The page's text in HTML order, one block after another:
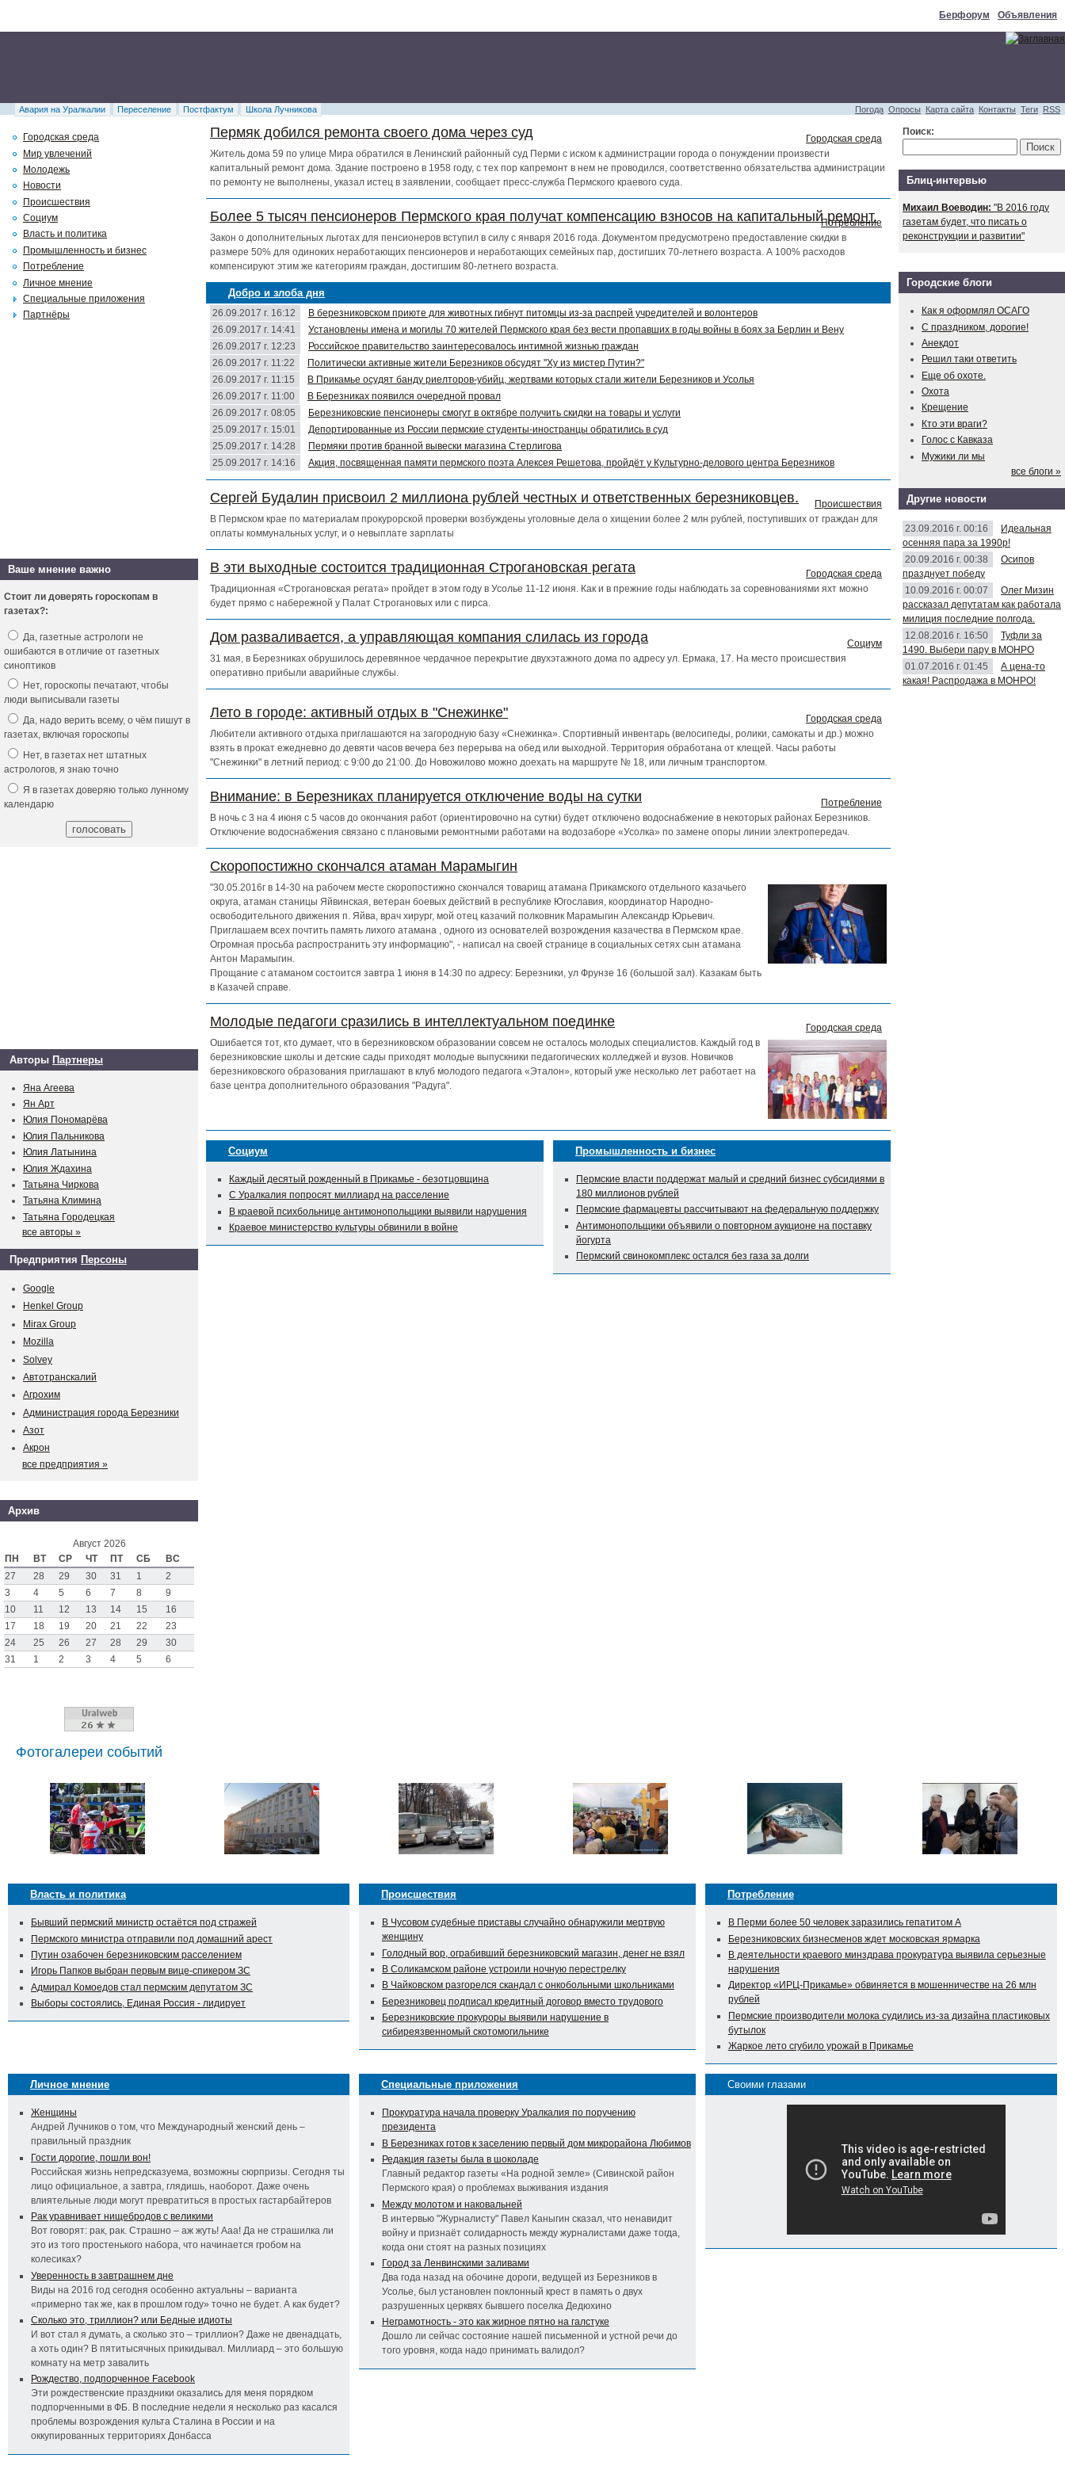
Берфорум Объявления
Погода Опросы Карта сайта Контакты Теги RSS
Авария на Уралкалии Переселение Постфактум Школа Лучникова
Пермяк добился ремонта своего дома через суд
Городская среда
Житель дома 59 по улице Мира обратился в Ленинский районный суд Перми с иском к администрации города о понуждении произвести
капитальный ремонт дома. Здание построено в 1958 году, с тех пор капремонт в нем не проводился, соответственно обязательства администрации
по ремонту не выполнены, указал истец в заявлении, сообщает пресс-служба Пермского краевого суда.
Более 5 тысяч пенсионеров Пермского края получат компенсацию взносов на капитальный ремонт.
Потребление
Закон о дополнительных льготах для пенсионеров вступил в силу с января 2016 года. Документом предусмотрено предоставление скидки в
размере 50% для одиноких неработающих пенсионеров и неработающих семейных пар, достигших 70-летнего возраста. А 100% расходов
компенсируют этим же категориям граждан, достигшим 80-летнего возраста.
Добро и злоба дня
26.09.2017 г. 16:12
В березниковском приюте для животных гибнут питомцы из-за распрей учредителей и волонтеров
26.09.2017 г. 14:41
Установлены имена и могилы 70 жителей Пермского края без вести пропавших в годы войны в боях за Берлин и Вену
26.09.2017 г. 12:23
Российское правительство заинтересовалось интимной жизнью граждан
26.09.2017 г. 11:22
Политически активные жители Березников обсудят "Ху из мистер Путин?"
26.09.2017 г. 11:15
В Прикамье осудят банду риелторов-убийц, жертвами которых стали жители Березников и Усолья
26.09.2017 г. 11:00
В Березниках появился очередной провал
26.09.2017 г. 08:05
Березниковские пенсионеры смогут в октябре получить скидки на товары и услуги
25.09.2017 г. 15:01
Депортированные из России пермские студенты-иностранцы обратились в суд
25.09.2017 г. 14:28
Пермяки против бранной вывески магазина Стерлигова
25.09.2017 г. 14:16
Акция, посвященная памяти пермского поэта Алексея Решетова, пройдёт у Культурно-делового центра Березников
Сергей Будалин присвоил 2 миллиона рублей честных и ответственных березниковцев.
Происшествия
В Пермском крае по материалам прокурорской проверки возбуждены уголовные дела о хищении более 2 млн рублей, поступивших от граждан для
оплаты коммунальных услуг, и о невыплате зарплаты
В эти выходные состоится традиционная Строгановская регата
Городская среда
Традиционная «Строгановская регата» пройдет в этом году в Усолье 11-12 июня. Как и в прежние годы наблюдать за соревнованиями яхт можно
будет прямо с набережной у Палат Строгановых или с пирса.
Дом разваливается, а управляющая компания слилась из города
Социум
31 мая, в Березниках обрушилось деревянное чердачное перекрытие двухэтажного дома по адресу ул. Ермака, 17. На место происшествия
оперативно прибыли аварийные службы.
Лето в городе: активный отдых в "Снежинке"
Городская среда
Любители активного отдыха приглашаются на загородную базу «Снежинка». Спортивный инвентарь (велосипеды, ролики, самокаты и др.) можно
взять в прокат ежедневно до девяти часов вечера без перерыва на обед или выходной. Территория обработана от клещей. Часы работы
"Снежинки" в летний период: с 9:00 до 21:00. До Новожилово можно доехать на маршруте № 18, или личным транспортом.
Внимание: в Березниках планируется отключение воды на сутки
Потребление
В ночь с 3 на 4 июня с 5 часов до окончания работ (ориентировочно на сутки) будет отключено водоснабжение в некоторых районах Березников.
Отключение водоснабжения связано с плановыми ремонтными работами на водозаборе «Усолка» по замене опоры линии электропередач.
Скоропостижно скончался атаман Марамыгин
"30.05.2016г в 14-30 на рабочем месте скоропостижно скончался товарищ атамана Прикамского отдельного казачьего
округа, атаман станицы Яйвинская, ветеран боевых действий в республике Югославия, координатор Народно-
освободительного движения п. Яйва, врач хирург, мой отец казачий полковник Марамыгин Александр Юрьевич.
Приглашаем всех почтить память лихого атамана , одного из основателей возрождения казачества в Пермском крае.
Огромная просьба распространить эту информацию", - написал на своей странице в социальных сетях сын атамана
Антон Марамыгин.
Прощание с атаманом состоится завтра 1 июня в 14:30 по адресу: Березники, ул Фрунзе 16 (большой зал). Казакам быть
в Казачей справе.
Молодые педагоги сразились в интеллектуальном поединке
Городская среда
Ошибается тот, кто думает, что в березниковском образовании совсем не осталось молодых специалистов. Каждый год в
березниковские школы и детские сады приходят молодые выпускники педагогических колледжей и вузов. Новичков
березниковского образования приглашают в клуб молодого педагога «Эталон», который уже несколько лет работает на
базе центра дополнительного образования "Радуга".
Социум
Каждый десятый рожденный в Прикамье - безотцовщина
С Уралкалия попросят миллиард на расселение
В краевой психбольнице антимонопольщики выявили нарушения
Краевое министерство культуры обвинили в войне
Промышленность и бизнес
Пермские власти поддержат малый и средний бизнес субсидиями в
180 миллионов рублей
Пермские фармацевты рассчитывают на федеральную поддержку
Антимонопольщики объявили о повторном аукционе на поставку
йогурта
Пермский свинокомплекс остался без газа за долги
Городская среда
Мир увлечений
Молодежь
Новости
Происшествия
Социум
Власть и политика
Промышленность и бизнес
Потребление
Личное мнение
Специальные приложения
Партнёры
Ваше мнение важно
Стоит ли доверять гороскопам в
газетах?:
Да, газетные астрологи не
ошибаются в отличие от газетных
синоптиков
Нет, гороскопы печатают, чтобы
люди выписывали газеты
Да, надо верить всему, о чём пишут в
газетах, включая гороскопы
Нет, в газетах нет штатных
астрологов, я знаю точно
Я в газетах доверяю только лунному
календарю
Авторы Партнеры
Яна Агеева
Ян Арт
Юлия Пономарёва
Юлия Пальникова
Юлия Латынина
Юлия Ждахина
Татьяна Чиркова
Татьяна Климина
Татьяна Городецкая
все авторы »
Предприятия Персоны
Google
Henkel Group
Mirax Group
Mozilla
Solvey
Автотранскалий
Агрохим
Администрация города Березники
Азот
Акрон
все предприятия »
Архив
Август 2026
ПН
ВТ СР ЧТ ПТ СБ
ВС
27
28 29 30 31 1
2
3
4 5 6 7 8
9
10
11 12 13 14 15
16
17
18 19 20 21 22
23
24
25 26 27 28 29
30
31
1 2 3 4 5 6
Поиск:
Блиц-интервью
Михаил Воеводин: "В 2016 году
газетам будет, что писать о
реконструкции и развитии"
Городские блоги
Как я оформлял ОСАГО
С праздником, дорогие!
Анекдот
Решил таки ответить
Еще об охоте.
Охота
Крещение
Кто эти враги?
Голос с Кавказа
Мужики ли мы
все блоги »
Другие новости
23.09.2016 г. 00:16
Идеальная
осенняя пара за 1990р!
20.09.2016 г. 00:38
Осипов
празднует победу
10.09.2016 г. 00:07
Олег Мизин
рассказал депутатам как работала
милиция последние полгода.
12.08.2016 г. 16:50
Туфли за
1490. Выбери пару в МОНРО
01.07.2016 г. 01:45
А цена-то
какая! Распродажа в МОНРО!
Фотогалереи событий
Власть и политика
Бывший пермский министр остаётся под стражей
Пермского министра отправили под домашний арест
Путин озабочен березниковским расселением
Игорь Папков выбран первым вице-спикером ЗС
Адмирал Комоедов стал пермским депутатом ЗС
Выборы состоялись, Единая Россия - лидирует
Происшествия
В Чусовом судебные приставы случайно обнаружили мертвую
женщину
Голодный вор, ограбивший березниковский магазин, денег не взял
В Соликамском районе устроили ночную перестрелку
В Чайковском разгорелся скандал с онкобольными школьниками
Березниковец подписал кредитный договор вместо трудового
Березниковские прокуроры выявили нарушение в
сибиреязвенномый скотомогильнике
Потребление
В Перми более 50 человек заразились гепатитом А
Березниковских бизнесменов ждет московская ярмарка
В деятельности краевого минздрава прокуратура выявила серьезные
нарушения
Директор «ИРЦ-Прикамье» обвиняется в мошенничестве на 26 млн
рублей
Пермские производители молока судились из-за дизайна пластиковых
бутылок
Жаркое лето сгубило урожай в Прикамье
Личное мнение
Женщины
Андрей Лучников о том, что Международный женский день –
правильный праздник
Гости дорогие, пошли вон!
Российская жизнь непредсказуема, возможны сюрпризы. Сегодня ты
лицо официальное, а завтра, глядишь, наоборот. Даже очень
влиятельные люди могут превратиться в простых гастарбайтеров
Рак уравнивает нищебродов с великими
Вот говорят: рак, рак. Страшно – аж жуть! Ааа! Да не страшилка ли
это из того простенького набора, что начинается гробом на
колесиках?
Уверенность в завтрашнем дне
Виды на 2016 год сегодня особенно актуальны – варианта
«примерно так же, как в прошлом году» точно не будет. А как будет?
Сколько это, триллион? или Бедные идиоты
И вот стал я думать, а сколько это – триллион? Даже не двенадцать,
а хоть один? В пятитысячных прикидывал. Миллиард – это большую
комнату на метр завалить
Рождество, подпорченное Facebook
Эти рождественские праздники оказались для меня порядком
подпорченными в ФБ. В последние недели я несколько раз касался
проблемы возрождения культа Сталина в России и на
оккупированных территориях Донбасса
Специальные приложения
Прокуратура начала проверку Уралкалия по поручению
президента
В Березниках готов к заселению первый дом микрорайона Любимов
Редакция газеты была в шоколаде
Главный редактор газеты «На родной земле» (Сивинской район
Пермского края) о проблемах выживания издания
Между молотом и наковальней
В интервью "Журналисту" Павел Каныгин сказал, что ненавидит
войну и признаёт солидарность между журналистами даже тогда,
когда они стоят на разных позициях
Город за Ленвинскими заливами
Два года назад на обочине дороги, ведущей из Березников в
Усолье, был установлен поклонный крест в память о двух
разрушенных церквях бывшего поселка Дедюхино
Неграмотность - это как жирное пятно на галстуке
Дошло ли сейчас состояние нашей письменной и устной речи до
того уровня, когда надо принимать валидол?
Своими глазами